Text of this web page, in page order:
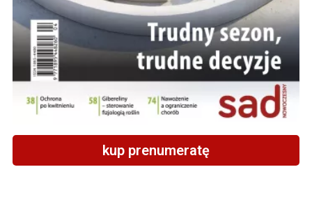
kup prenumeratę